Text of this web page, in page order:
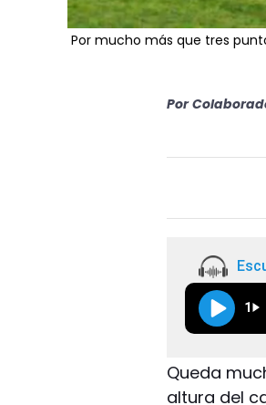
Por mucho más que tres
Por
1
Queda
altura del